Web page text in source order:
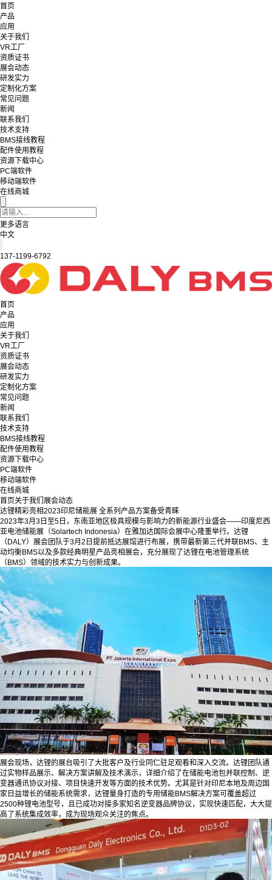
首页
产品
应用
关于我们
VR工厂
资质证书
展会动态
研发实力
定制化方案
常见问题
新闻
联系我们
技术支持
BMS接线教程
配件使用教程
资源下载中心
PC端软件
移动端软件
在线商城
更多语言
中文
137-1199-6792
首页
产品
应用
关于我们
VR工厂
资质证书
展会动态
研发实力
定制化方案
常见问题
新闻
联系我们
技术支持
BMS接线教程
配件使用教程
资源下载中心
PC端软件
移动端软件
在线商城
首页关于我们 展会动态
达锂精彩亮相2023印尼储能展 全系列产品方案备受青睐
2023年3月3日至5日，东南亚地区极具规模与影响力的新能源行业盛会——印度尼西
亚电池储能展（Solartech Indonesia）在雅加达国际会展中心隆重举行。达锂
（DALY）展会团队于3月2日提前抵达展馆进行布展，携带最新第三代并联BMS、主
动均衡BMS以及多款经典明星产品亮相展会，充分展现了达锂在电池管理系统
（BMS）领域的技术实力与创新成果。
展会现场，达锂的展台吸引了大批客户及行业同仁驻足观看和深入交流。达锂团队通
过实物样品展示、解决方案讲解及技术演示，详细介绍了在储能电池包并联控制、逆
变器通讯协议对接、项目快速开发等方面的技术优势。尤其是针对印尼本地及周边国
家日益增长的储能系统需求，达锂量身打造的专用储能BMS解决方案可覆盖超过
2500种锂电池型号，且已成功对接多家知名逆变器品牌协议，实现快速匹配，大大提
高了系统集成效率，成为现场观众关注的焦点。